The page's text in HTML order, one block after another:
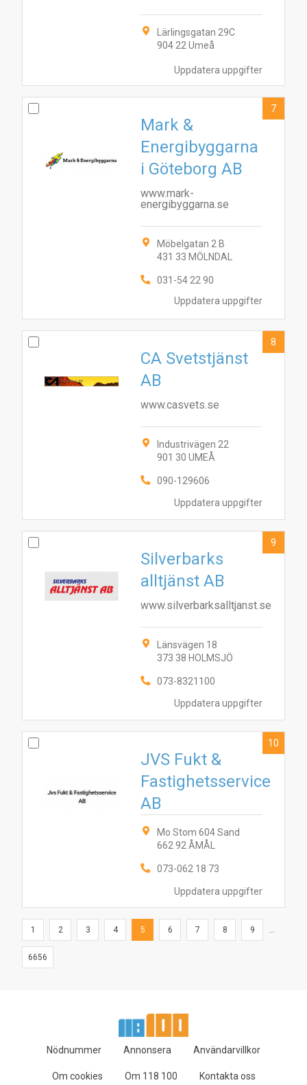
Uppdatera uppgifter
Lärlingsgatan 29C
904 22 Umeå
Uppdatera uppgifter
Mark &
Energibyggarna
i Göteborg AB
www.mark-
energibyggarna.se
Möbelgatan 2 B
431 33 MÖLNDAL
031-54 22 90
7
Uppdatera uppgifter
CA Svetstjänst
AB
www.casvets.se
Industrivägen 22
901 30 UMEÅ
090-129606
8
Uppdatera uppgifter
Silverbarks
alltjänst AB
www.silverbarksalltjanst.se
Länsvägen 18
373 38 HOLMSJÖ
073-8321100
9
Uppdatera uppgifter
JVS Fukt &
Fastighetsservice
AB
Mo Stom 604 Sand
662 92 ÅMÅL
073-062 18 73
10
1 2 3 4 5 6 7 8 9 ...
6656
Nödnummer Annonsera Användarvillkor
Om cookies Om 118 100 Kontakta oss